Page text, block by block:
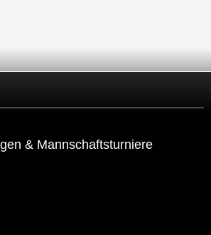
& Mannschaftsturniere